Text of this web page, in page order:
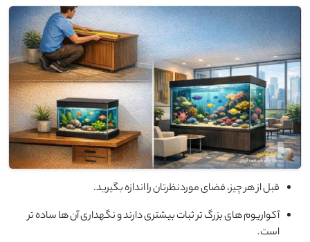
قبل از هر چیز، فضای موردنظرتان را اندازه بگیرید.
آکواریوم های بزرگ تر ثبات بیشتری دارند و نگهداری آن ها ساده تر
است.